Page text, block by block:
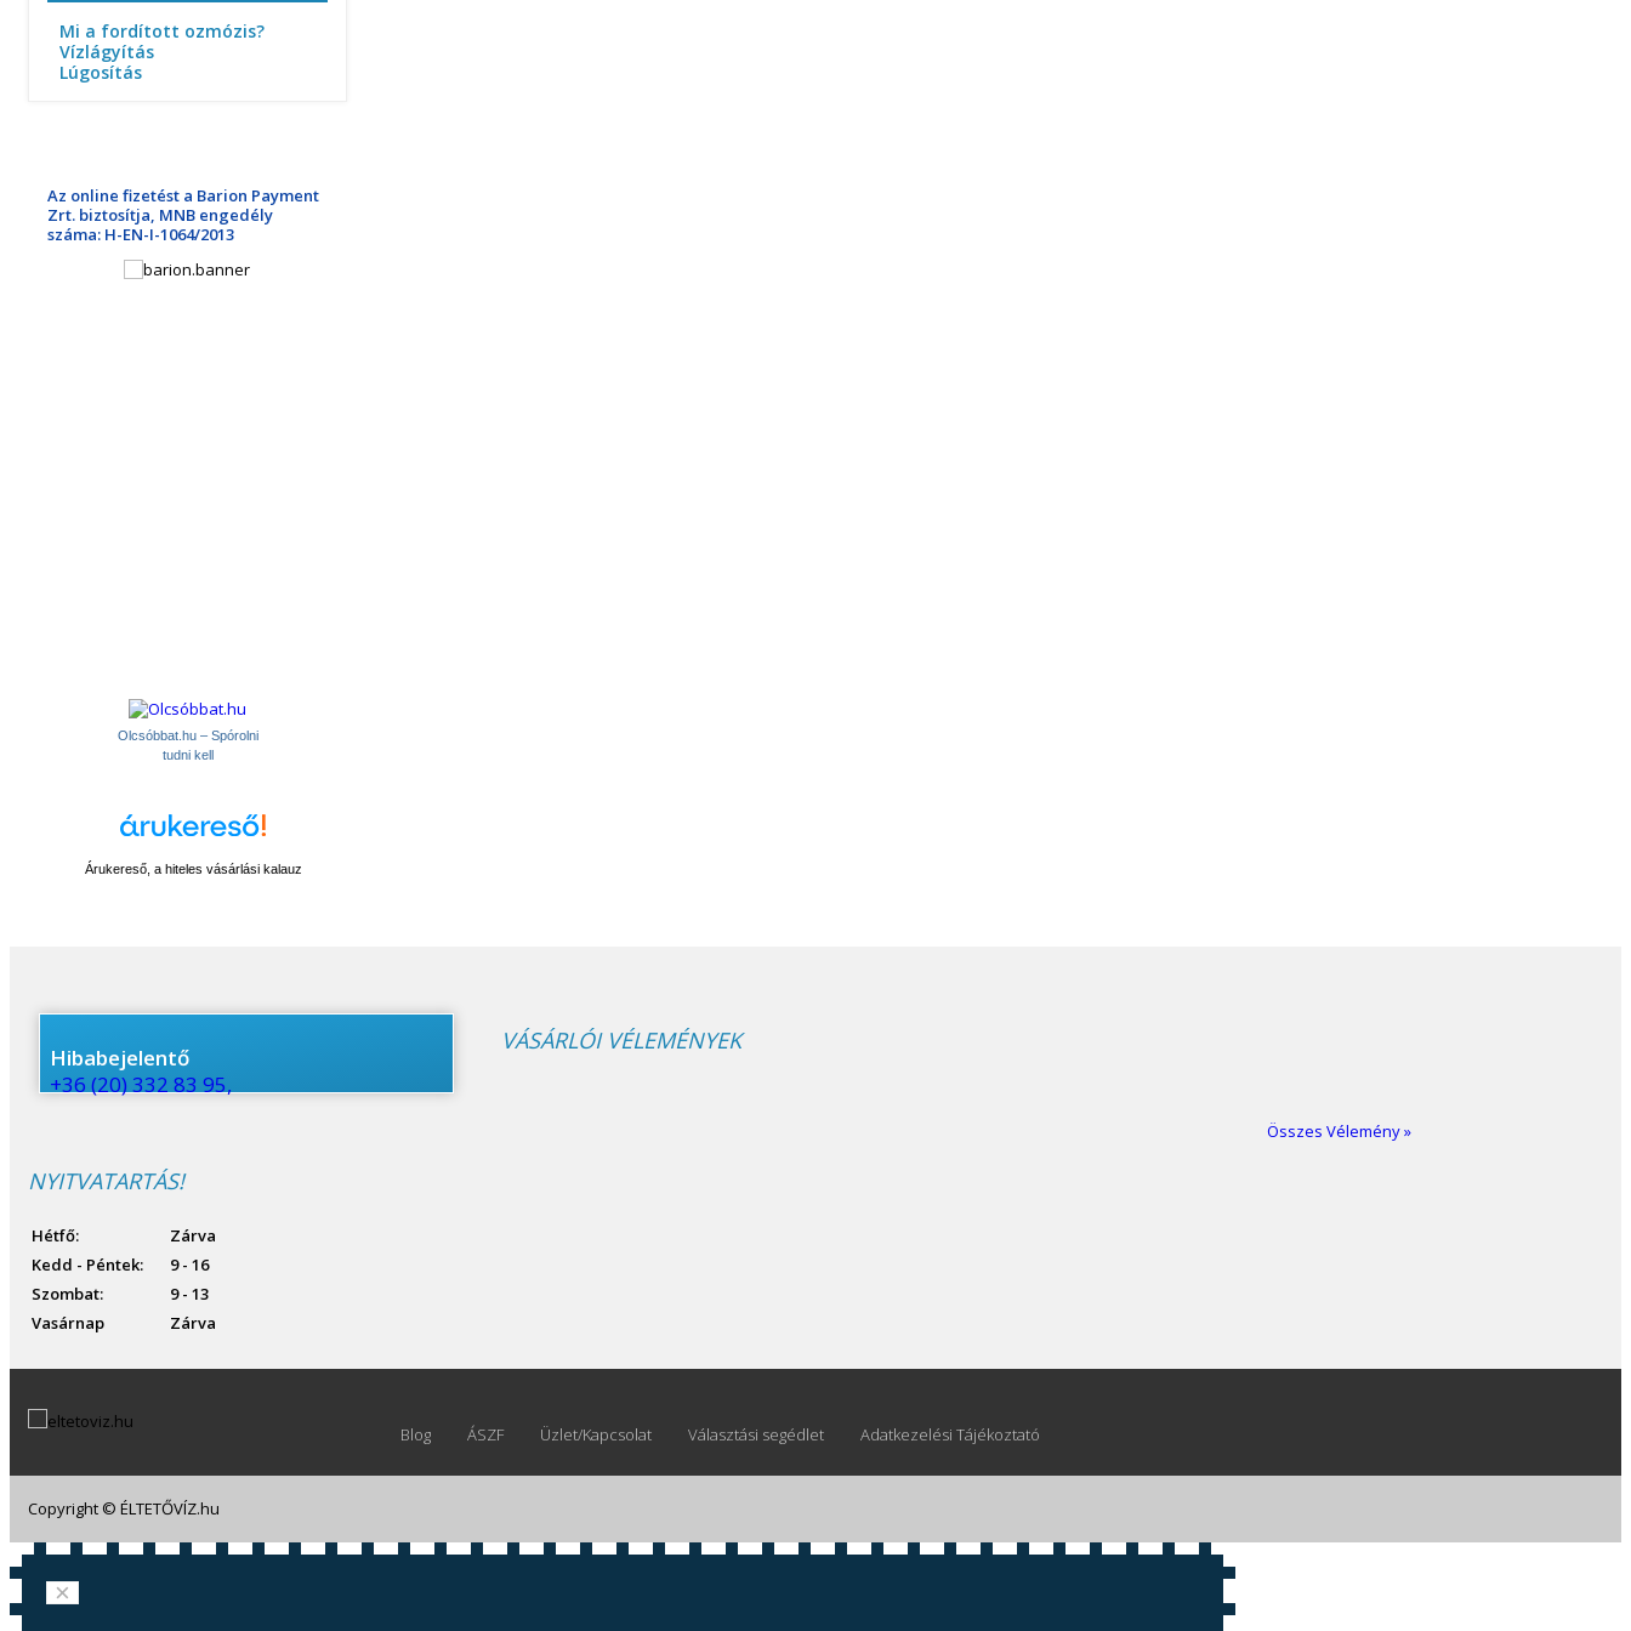
Mi a fordított ozmózis?
Vízlágyítás
Lúgosítás
Az online fizetést a Barion Payment
Zrt. biztosítja, MNB engedély
száma: H-EN-I-1064/2013
Olcsóbbat.hu – Spórolni
tudni kell
Árukereső, a hiteles vásárlási kalauz
Hibabejelentő
+36 (20) 332 83 95,
NYITVATARTÁS!
Hétfő:
Zárva
Kedd - Péntek:
9 - 16
Szombat:
9 - 13
Vasárnap
Zárva
VÁSÁRLÓI VÉLEMÉNYEK
Összes Vélemény »
Blog ÁSZF Üzlet/Kapcsolat Választási segédlet Adatkezelési Tájékoztató
Copyright © ÉLTETŐVÍZ.hu
Joomla! 3 Templates
×